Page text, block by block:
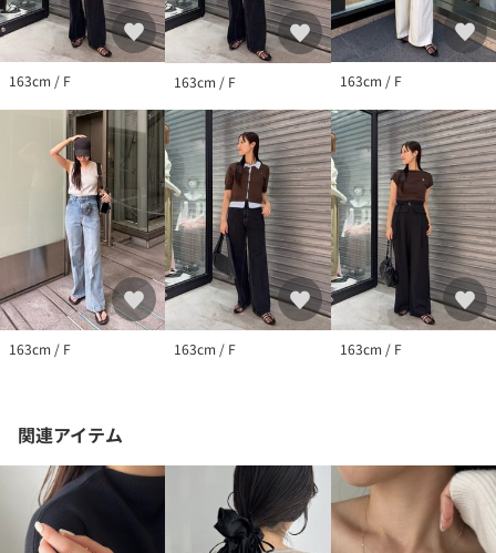
163cm / F 163cm / F 163cm / F
163cm / F 163cm / F 163cm / F
関連アイテム